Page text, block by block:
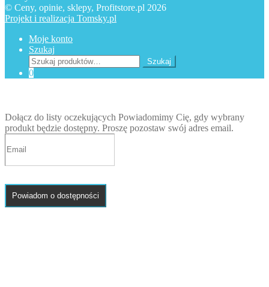
© Ceny, opinie, sklepy, Profitstore.pl 2026
Projekt i realizacja Tomsky.pl
Moje konto
Szukaj
Szukaj:
Szukaj
0
Dołącz do listy oczekujących Powiadomimy Cię, gdy wybrany
produkt będzie dostępny. Proszę pozostaw swój adres email.
Powiadom o dostępności